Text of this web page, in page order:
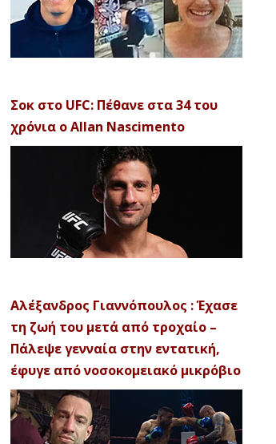
Σοκ στο UFC: Πέθανε στα 34 του
χρόνια ο Allan Nascimento
Αλέξανδρος Γιαννόπουλος : Έχασε
τη ζωή του μετά από τροχαίο –
Πάλεψε γενναία στην εντατική,
έφυγε από νοσοκομειακό μικρόβιο